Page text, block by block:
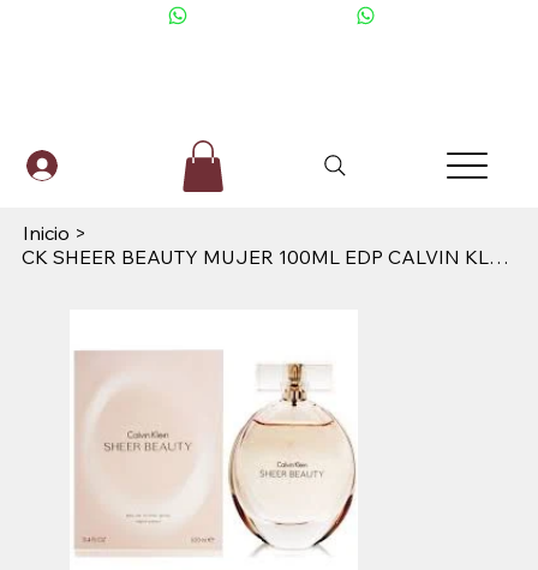
Inicio >
CK SHEER BEAUTY MUJER 100ML EDP CALVIN KLEIN